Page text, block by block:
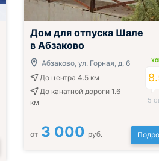
Дом для отпуска Шале
в Абзаково
Абзаково, ул. Горная, д. 6
До центра 4.5 км
До канатной дороги 1.6
км
5
от 3 000 руб.